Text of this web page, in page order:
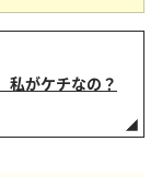
がケチなの？